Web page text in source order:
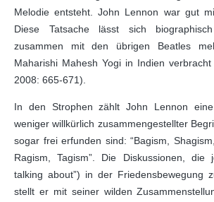
Melodie entsteht. John Lennon war gut
Diese Tatsache lässt sich
zusammen mit den übrigen Beatles
Maharishi Mahesh Yogi in Indien
2008: 665-671).
In den Strophen zählt John Lennon
weniger willkürlich zusammengestellter
sogar frei erfunden sind: “Bagism,
Ragism, Tagism”. Die Diskussionen, die
talking about”) in der Friedensbewegung
stellt er mit seiner wilden